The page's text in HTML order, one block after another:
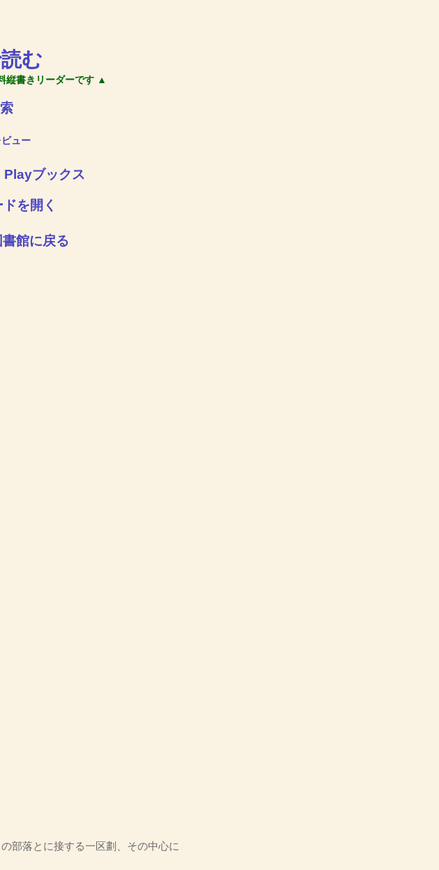
む
縦書きリーダーです ▲
ュー
Playブックス
を開く
館に戻る
部落とに接する一区劃、その中心に